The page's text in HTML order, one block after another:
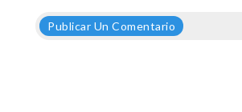
Publicar Un Comentario